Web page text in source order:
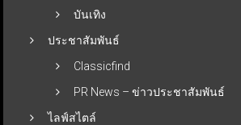
บันเทิง
ประชาสัมพันธ์
Classicfind
PR News – ข่าวประชาสัมพันธ์
ไลฟ์สไตล์